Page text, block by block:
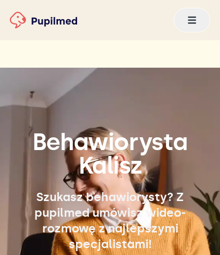
Behawiorysta
Kalisz
Szukasz behawiorysty? Z
pupilmed umówisz wideo-
rozmowę z najlepszymi
specjalistami!